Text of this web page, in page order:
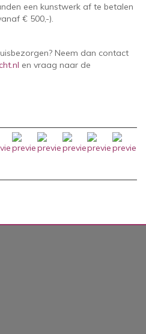
een kunstwerk af te betalen
€ 500,-).
Neem dan contact
en vraag naar de